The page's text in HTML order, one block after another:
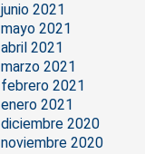
junio 2021
mayo 2021
abril 2021
marzo 2021
febrero 2021
enero 2021
diciembre 2020
noviembre 2020